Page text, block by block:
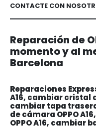
CONTACTE CON
Reparación de
momento y al
Barcelona
Reparaciones
A16, cambiar cristal
cambiar tapa
de cámara OPPO
OPPO A16, cambiar